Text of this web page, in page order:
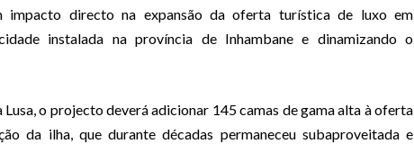
impacto directo na expansão da oferta turística de luxo em
instalada na província de Inhambane e dinamizando o
o projecto deverá adicionar 145 camas de gama alta à oferta
da ilha, que durante décadas permaneceu subaproveitada e